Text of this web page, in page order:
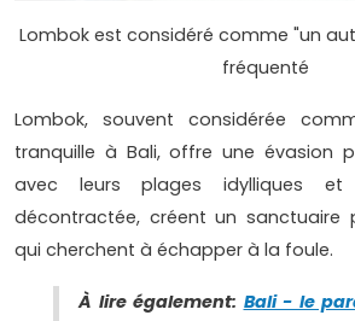
Lombok est considéré comme "un
fréquenté
Lombok, souvent considérée
tranquille à Bali, offre une évasion
avec leurs plages idylliques et
décontractée, créent un sanctuaire
qui cherchent à échapper à la foule.
À lire également: Bali - le